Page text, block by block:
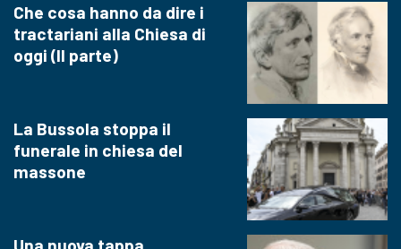
Che cosa hanno da dire i
tractariani alla Chiesa di
oggi (II parte)
La Bussola stoppa il
funerale in chiesa del
massone